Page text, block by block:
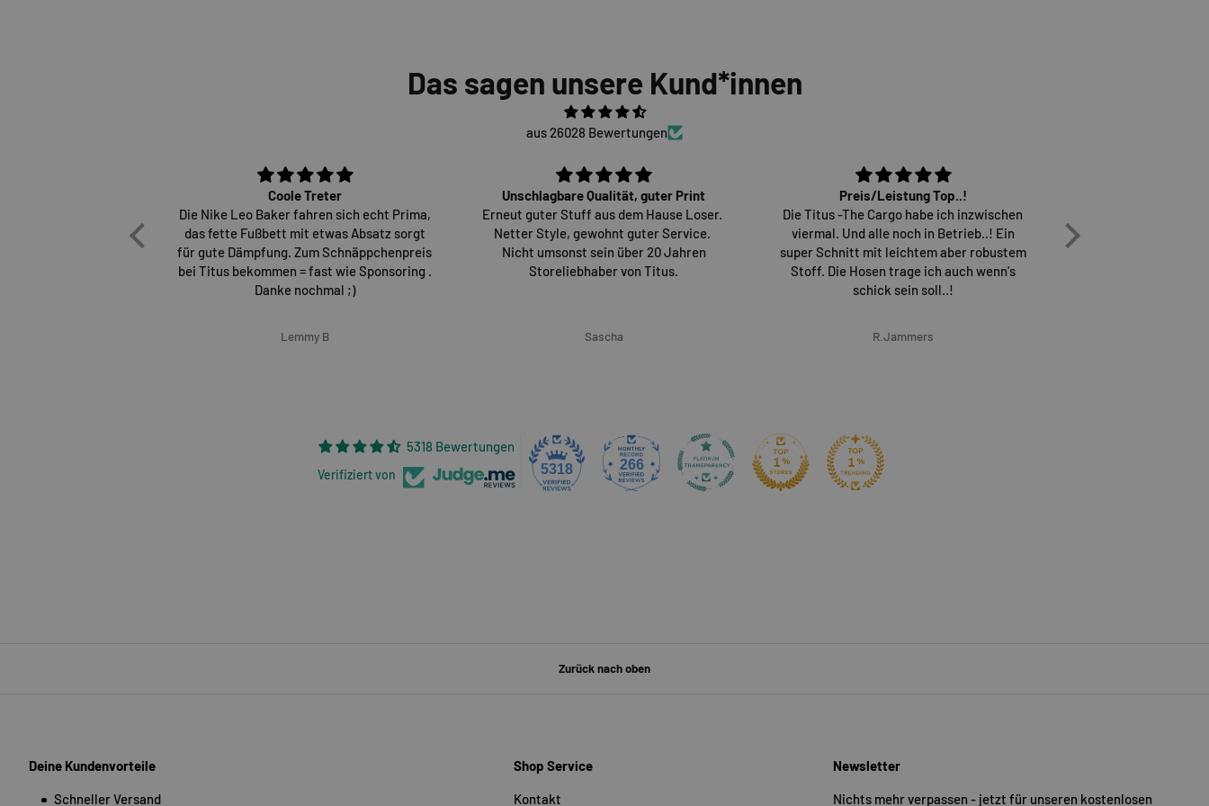
Das sagen unsere Kund*innen
aus 26028 Bewertungen
Coole Treter
Die Nike Leo Baker fahren sich echt Prima,
das fette Fußbett mit etwas Absatz sorgt
für gute Dämpfung. Zum Schnäppchenpreis
bei Titus bekommen = fast wie Sponsoring .
Danke nochmal ;)
Lemmy B
Unschlagbare Qualität, guter Print
Erneut guter Stuff aus dem Hause Loser.
Netter Style, gewohnt guter Service.
Nicht umsonst sein über 20 Jahren
Storeliebhaber von Titus.
Sascha
Preis/Leistung Top..!
Die Titus -The Cargo habe ich inzwischen
viermal. Und alle noch in Betrieb..! Ein
super Schnitt mit leichtem aber robustem
Stoff. Die Hosen trage ich auch wenn's
schick sein soll..!
R.Jammers
5318 Bewertungen
Verifiziert von 5318 266
Zurück nach oben
Deine Kundenvorteile
Schneller Versand
Shop Service
Kontakt
Newsletter
Nichts mehr verpassen - jetzt für unseren kostenlosen